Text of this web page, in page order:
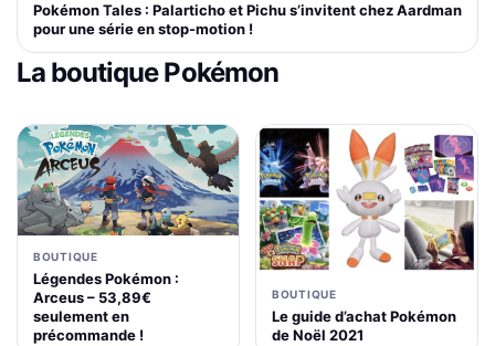
Pokémon Tales : Palarticho et Pichu s’invitent chez Aardman
pour une série en stop-motion !
La boutique Pokémon
BOUTIQUE
Légendes Pokémon :
Arceus – 53,89€
seulement en
précommande !
BOUTIQUE
Le guide d’achat Pokémon
de Noël 2021